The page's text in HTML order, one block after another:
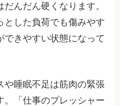
んだん硬くなります。
とした負荷でも傷みやす
できやすい状態になって
や睡眠不足は筋肉の緊張
。「仕事のプレッシャー